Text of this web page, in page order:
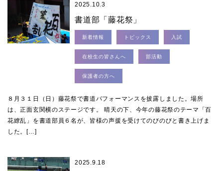
2025.10.3
書道部「藤花祭」
新着情報 トピックス 入試
在校生の皆さんへ 部活動
保護者の方へ
８月３１日（日）藤花祭で書道パフォーマンスを披露しました。場所
は、正面玄関横のステージです。 晴天の下、今年の藤花祭のテーマ「百
花繚乱」を書道部員６名が、皆様の声援を受けてのびのびと書き上げま
した。[…]
2025.9.18